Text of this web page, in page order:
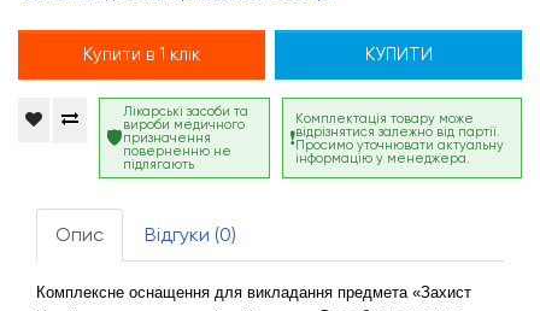
Купити в 1 клік КУПИТИ
Лікарські засоби та
вироби медичного
призначення
поверненню не
підлягають
Комплектація товару може
відрізнятися залежно від партії.
Просимо уточнювати актуальну
інформацію у менеджера.
Опис Відгуки (0)
Комплексне оснащення для викладання предмета «Захист